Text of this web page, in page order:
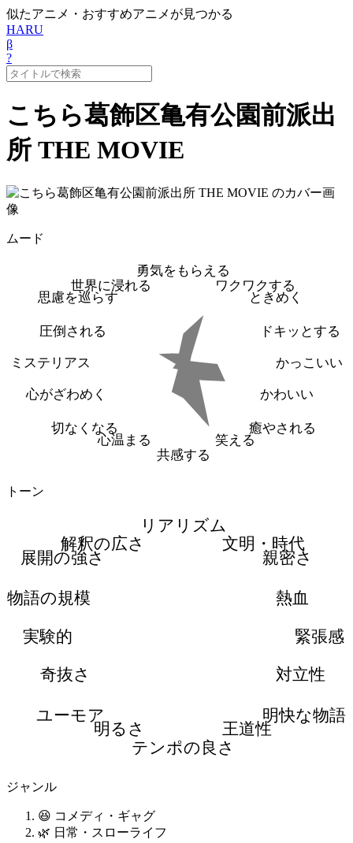
似たアニメ・おすすめアニメが見つかる
HARU
β
?
こちら葛飾区亀有公園前派出
所 THE MOVIE
ムード
勇気をもらえる
ワクワクする
ときめく
ドキッとする
かっこいい
かわいい
癒やされる
笑える
共感する
心温まる
切なくなる
心がざわめく
ミステリアス
圧倒される
思慮を巡らす
世界に浸れる
トーン
リアリズム
文明・時代
親密さ
熱血
緊張感
対立性
明快な物語
王道性
テンポの良さ
明るさ
ユーモア
奇抜さ
実験的
物語の規模
展開の強さ
解釈の広さ
ジャンル
😆 コメディ・ギャグ
🌿 日常・スローライフ